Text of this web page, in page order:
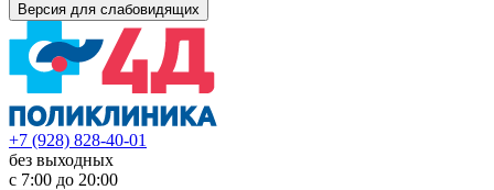
Версия для слабовидящих
+7 (928) 828-40-01
без выходных
с 7:00 до 20:00